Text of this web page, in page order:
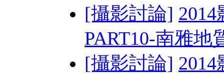
[攝影討論]
PART10-南雅地
[攝影討論]